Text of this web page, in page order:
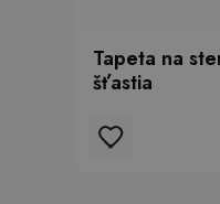
Tapeta na
šťastia